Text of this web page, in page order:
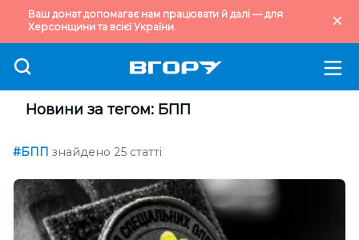
Ваш донат допомагає нам працювати й далі — для
Херсонщини та всієї України.
Новини за тегом: БПП
#БПП знайдено 25 статті